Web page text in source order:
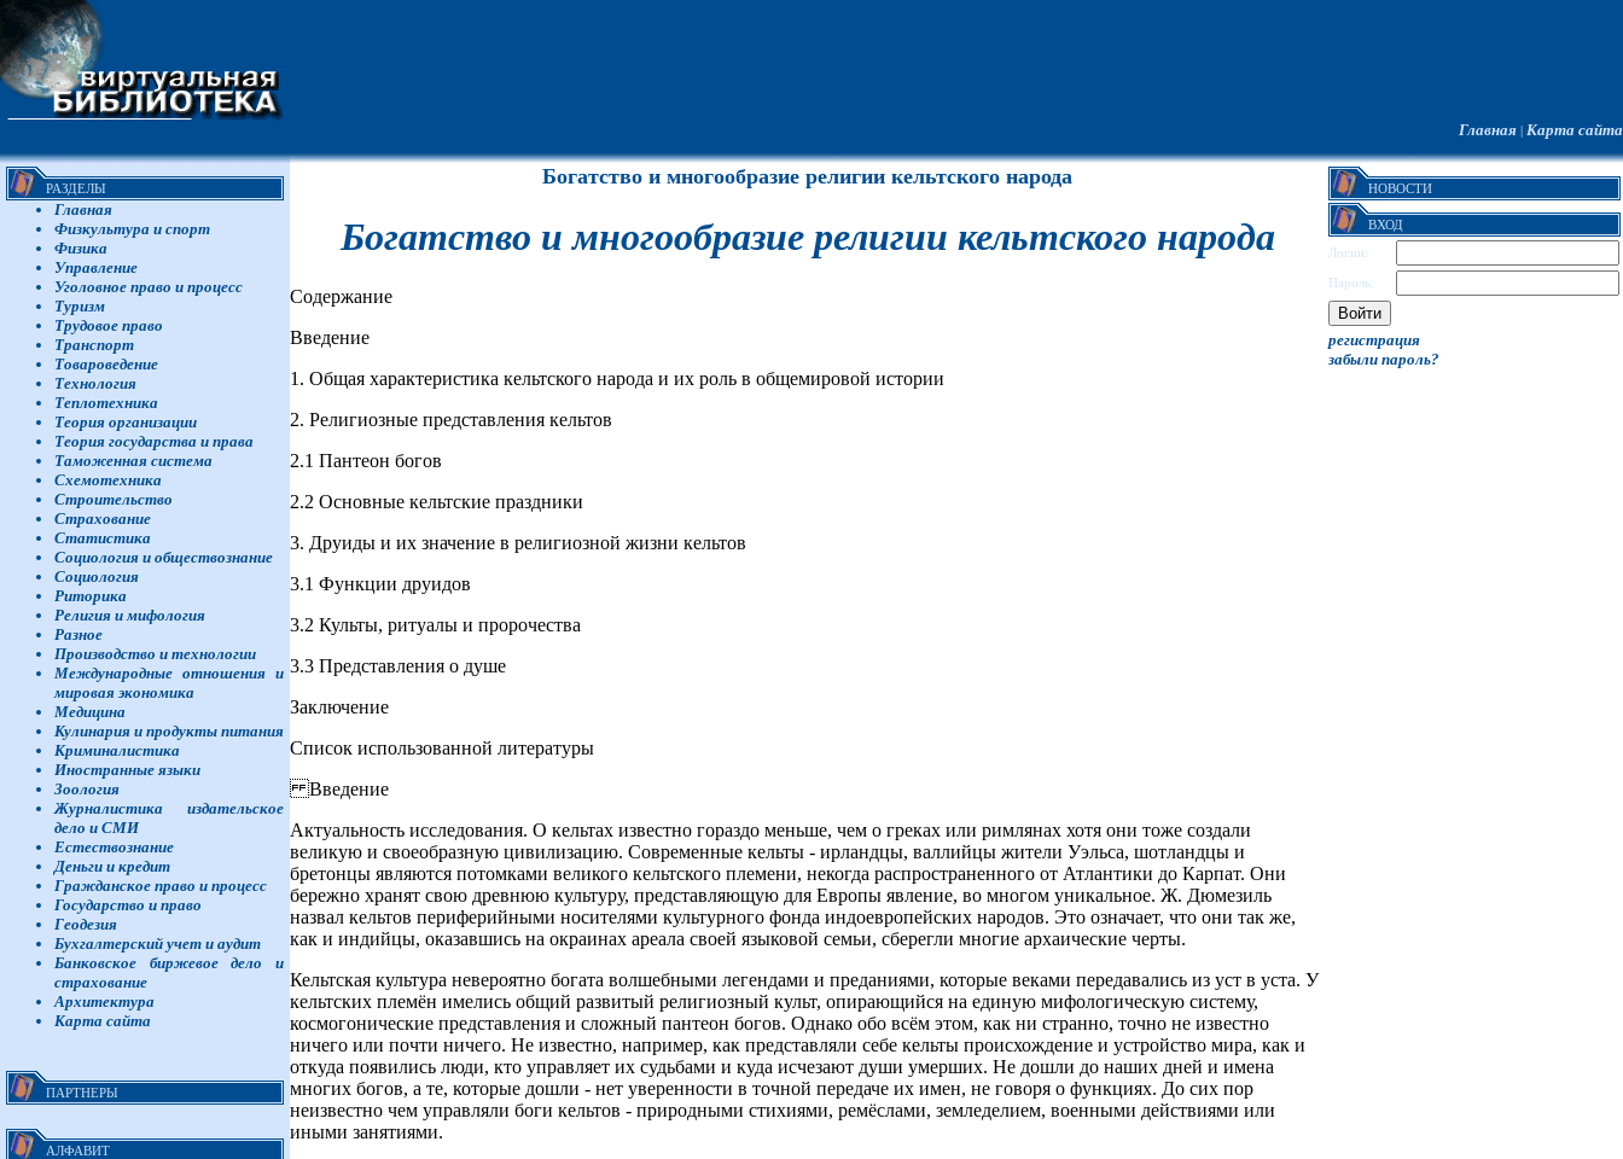
Главная | Карта сайта
РАЗДЕЛЫ
Главная
Физкультура и спорт
Физика
Управление
Уголовное право и процесс
Туризм
Трудовое право
Транспорт
Товароведение
Технология
Теплотехника
Теория организации
Теория государства и права
Таможенная система
Схемотехника
Строительство
Страхование
Статистика
Социология и обществознание
Социология
Риторика
Религия и мифология
Разное
Производство и технологии
Международные отношения и
мировая экономика
Медицина
Кулинария и продукты питания
Криминалистика
Иностранные языки
Зоология
Журналистика издательское
дело и СМИ
Естествознание
Деньги и кредит
Гражданское право и процесс
Государство и право
Геодезия
Бухгалтерский учет и аудит
Банковское биржевое дело и
страхование
Архитектура
Карта сайта
ПАРТНЕРЫ
АЛФАВИТ
Богатство и многообразие религии кельтского народа
Богатство и многообразие религии кельтского народа
Содержание
Введение
1. Общая характеристика кельтского народа и их роль в общемировой истории
2. Религиозные представления кельтов
2.1 Пантеон богов
2.2 Основные кельтские праздники
3. Друиды и их значение в религиозной жизни кельтов
3.1 Функции друидов
3.2 Культы, ритуалы и пророчества
3.3 Представления о душе
Заключение
Список использованной литературы
Введение
Актуальность исследования. О кельтах известно гораздо меньше, чем о греках или римлянах хотя они тоже создали
великую и своеобразную цивилизацию. Современные кельты - ирландцы, валлийцы жители Уэльса, шотландцы и
бретонцы являются потомками великого кельтского племени, некогда распространенного от Атлантики до Карпат. Они
бережно хранят свою древнюю культуру, представляющую для Европы явление, во многом уникальное. Ж. Дюмезиль
назвал кельтов периферийными носителями культурного фонда индоевропейских народов. Это означает, что они так же,
как и индийцы, оказавшись на окраинах ареала своей языковой семьи, сберегли многие архаические черты.
Кельтская культура невероятно богата волшебными легендами и преданиями, которые веками передавались из уст в уста. У
кельтских племён имелись общий развитый религиозный культ, опирающийся на единую мифологическую систему,
космогонические представления и сложный пантеон богов. Однако обо всём этом, как ни странно, точно не известно
ничего или почти ничего. Не известно, например, как представляли себе кельты происхождение и устройство мира, как и
откуда появились люди, кто управляет их судьбами и куда исчезают души умерших. Не дошли до наших дней и имена
многих богов, а те, которые дошли - нет уверенности в точной передаче их имен, не говоря о функциях. До сих пор
неизвестно чем управляли боги кельтов - природными стихиями, ремёслами, земледелием, военными действиями или
иными занятиями.
НОВОСТИ
ВХОД
Логин:
Пароль:
регистрация
забыли пароль?